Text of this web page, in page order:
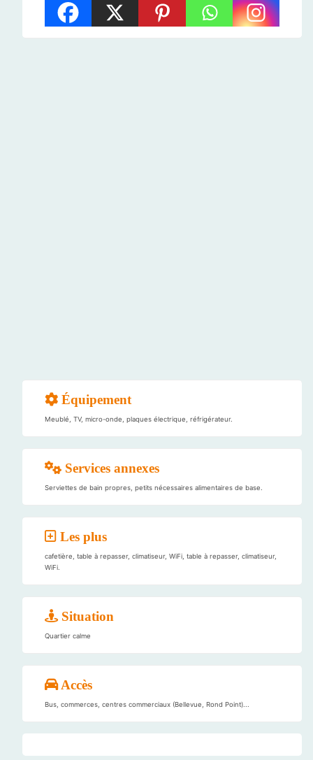
Équipement
Meublé, TV, micro-onde, plaques électrique, réfrigérateur.
Services annexes
Serviettes de bain propres, petits nécessaires alimentaires de base.
Les plus
cafetière, table à repasser, climatiseur, WiFi, table à repasser, climatiseur,
WiFi.
Situation
Quartier calme
Accès
Bus, commerces, centres commerciaux (Bellevue, Rond Point)...